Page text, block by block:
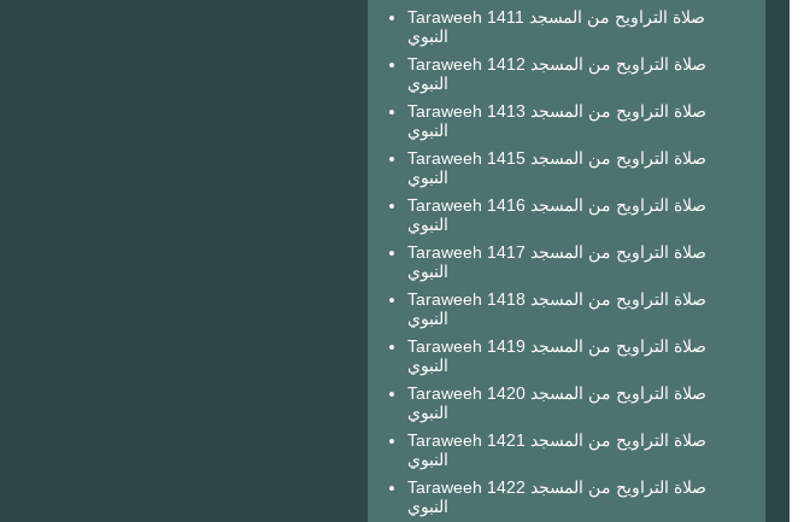
Taraweeh 1411 صلاة التراويح من المسجد
النبوي
Taraweeh 1412 صلاة التراويح من المسجد
النبوي
Taraweeh 1413 صلاة التراويح من المسجد
النبوي
Taraweeh 1415 صلاة التراويح من المسجد
النبوي
Taraweeh 1416 صلاة التراويح من المسجد
النبوي
Taraweeh 1417 صلاة التراويح من المسجد
النبوي
Taraweeh 1418 صلاة التراويح من المسجد
النبوي
Taraweeh 1419 صلاة التراويح من المسجد
النبوي
Taraweeh 1420 صلاة التراويح من المسجد
النبوي
Taraweeh 1421 صلاة التراويح من المسجد
النبوي
Taraweeh 1422 صلاة التراويح من المسجد
النبوي